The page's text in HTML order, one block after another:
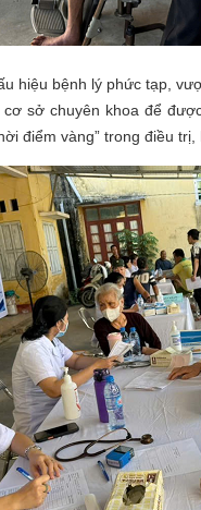
bệnh lý phức tạp,
sở chuyên khoa để
điểm vàng” trong điều